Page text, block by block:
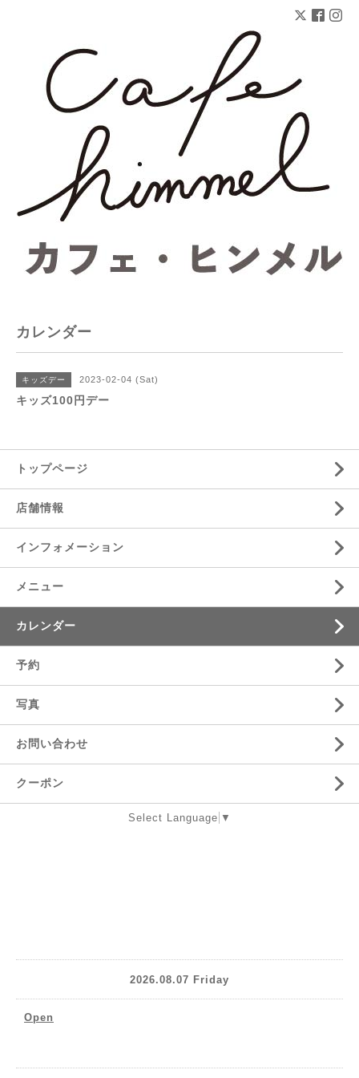
カレンダー
キッズデー 2023-02-04 (Sat)
キッズ100円デー
トップページ
店舗情報
インフォメーション
メニュー
カレンダー
予約
写真
お問い合わせ
クーポン
Select Language ▼
2026.08.07 Friday
Open